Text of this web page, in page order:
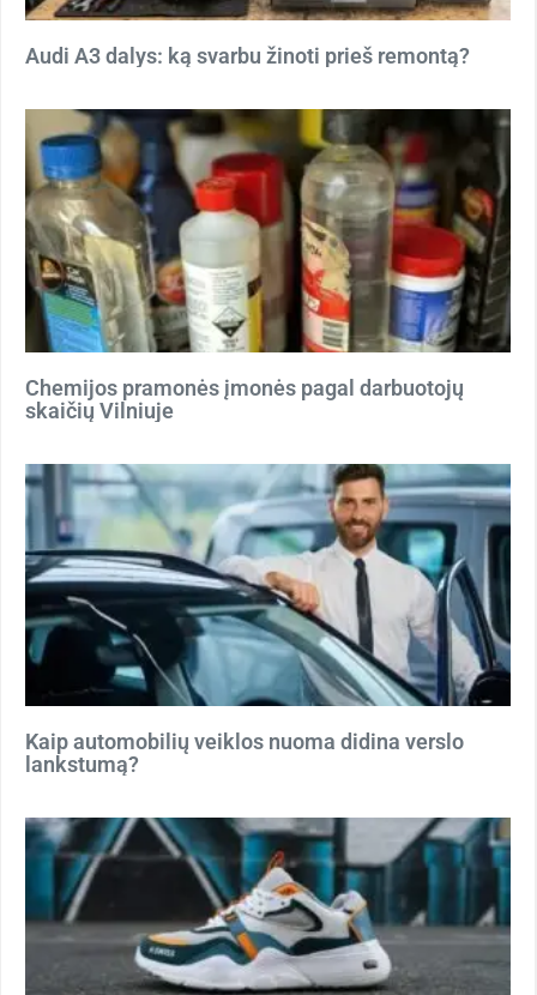
Audi A3 dalys: ką svarbu žinoti prieš remontą?
Chemijos pramonės įmonės pagal darbuotojų
skaičių Vilniuje
Kaip automobilių veiklos nuoma didina verslo
lankstumą?